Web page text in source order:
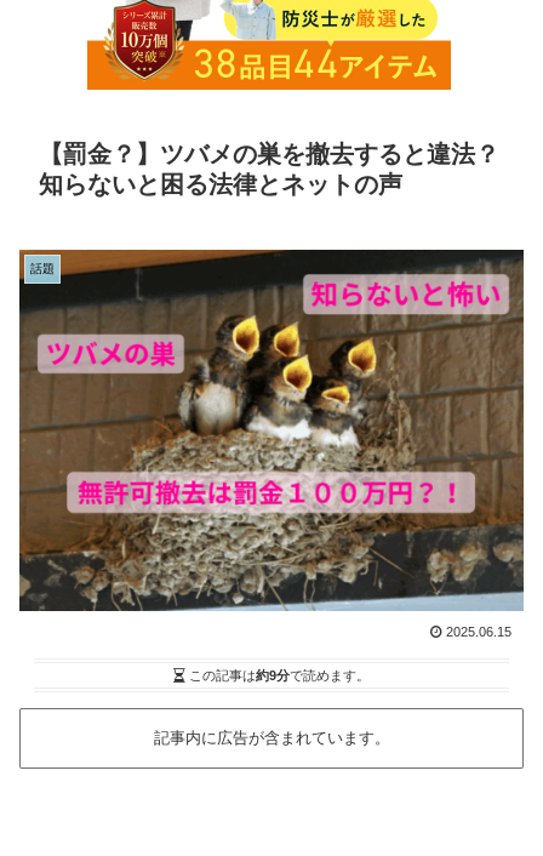
【罰金？】ツバメの巣を撤去すると違法？
知らないと困る法律とネットの声
話題
2025.06.15
この記事は約9分で読めます。
記事内に広告が含まれています。